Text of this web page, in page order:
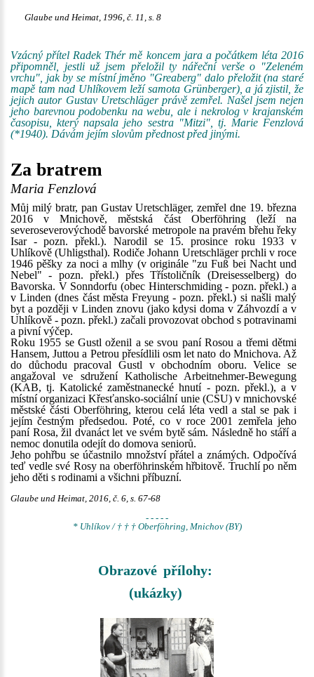
Glaube und Heimat, 1996, č. 11, s. 8
Vzácný přítel Radek Thér mě koncem jara a počátkem léta 2016
připomněl, jestli už jsem přeložil ty nářeční verše o "Zeleném
vrchu", jak by se místní jměno "Greaberg" dalo přeložit (na staré
mapě tam nad Uhlíkovem leží samota Grünberger), a já zjistil, že
jejich autor Gustav Uretschläger právě zemřel. Našel jsem nejen
jeho barevnou podobenku na webu, ale i nekrolog v krajanském
časopisu, který napsala jeho sestra "Mitzi", tj. Marie Fenzlová
(*1940). Dávám jejím slovům přednost před jinými.
Za bratrem
Maria Fenzlová
Můj milý bratr, pan Gustav Uretschläger, zemřel dne 19. března
2016 v Mnichově, městská část Oberföhring (leží na
severoseverovýchodě bavorské metropole na pravém břehu řeky
Isar - pozn. překl.). Narodil se 15. prosince roku 1933 v
Uhlíkově (Uhligsthal). Rodiče Johann Uretschläger prchli v roce
1946 pěšky za noci a mlhy (v originále "zu Fuß bei Nacht und
Nebel" - pozn. překl.) přes Třístoličník (Dreisesselberg) do
Bavorska. V Sonndorfu (obec Hinterschmiding - pozn. překl.) a
v Linden (dnes část města Freyung - pozn. překl.) si našli malý
byt a později v Linden znovu (jako kdysi doma v Záhvozdí a v
Uhlíkově - pozn. překl.) začali provozovat obchod s potravinami
a pivní výčep.
Roku 1955 se Gustl oženil a se svou paní Rosou a třemi dětmi
Hansem, Juttou a Petrou přesídlili osm let nato do Mnichova. Až
do důchodu pracoval Gustl v obchodním oboru. Velice se
angažoval ve sdružení Katholische Arbeitnehmer-Bewegung
(KAB, tj. Katolické zaměstnanecké hnutí - pozn. překl.), a v
místní organizaci Křesťansko-sociální unie (CSU) v mnichovské
městské části Oberföhring, kterou celá léta vedl a stal se pak i
jejím čestným předsedou. Poté, co v roce 2001 zemřela jeho
paní Rosa, žil dvanáct let ve svém bytě sám. Následně ho stáří a
nemoc donutila odejít do domova seniorů.
Jeho pohřbu se účastnilo množství přátel a známých. Odpočívá
teď vedle své Rosy na oberföhrinském hřbitově. Truchlí po něm
jeho děti s rodinami a všichni příbuzní.
Glaube und Heimat, 2016, č. 6, s. 67-68
- - - - -
* Uhlíkov / † † † Oberföhring, Mnichov (BY)
Obrazové přílohy:
(ukázky)